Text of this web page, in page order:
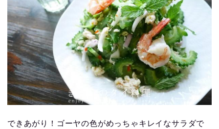
できあがり！ゴーヤの色がめっちゃキレイなサラダで